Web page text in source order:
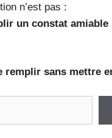
n’est pas :
un constat amiable
remplir sans mettre